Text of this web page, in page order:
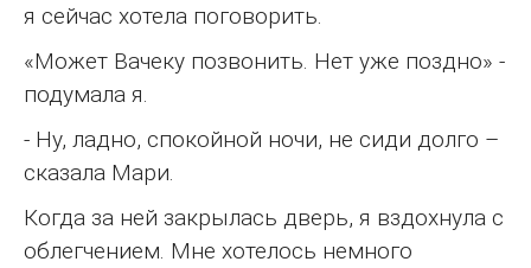
я сейчас хотела поговорить.
«Может Вачеку позвонить. Нет уже поздно» -
подумала я.
- Ну, ладно, спокойной ночи, не сиди долго –
сказала Мари.
Когда за ней закрылась дверь, я вздохнула с
облегчением. Мне хотелось немного